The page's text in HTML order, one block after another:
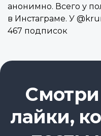
анонимно. Всего у
в Инстаграме. У
467 подписок
лайки,